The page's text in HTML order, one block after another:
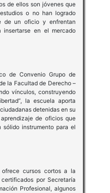
de ellos son jóvenes que
o no han logrado
de un oficio y enfrentan
insertarse en el mercado
Convenio Grupo de
la Facultad de Derecho –
vínculos, construyendo
la escuela aporta
detenidas en su
de oficios que
sólido instrumento para el
cursos cortos a la
por Secretaría
Profesional, algunos